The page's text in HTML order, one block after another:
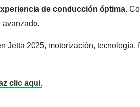
de conducción óptima.
avanzado.
Jetta 2025, motorización, tecnología,
clic aquí.